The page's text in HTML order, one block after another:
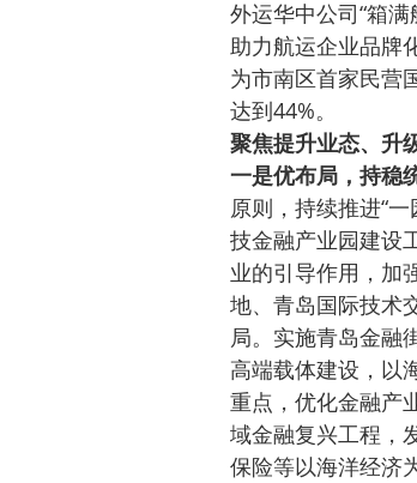
外运华中公司“箱满
助力航运企业品牌
为市南区首家民营
达到44%。
聚焦提升业态、升
一是优布局，持稳
原则，持续推进“
技金融产业园建设
业的引导作用，加
地、青岛国际技术
局。实施青岛金融
高端载体建设，以
重点，优化金融产
域金融复兴工程，
保险等以海洋经济